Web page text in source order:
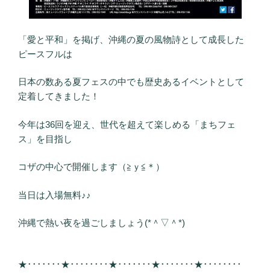
「愛と平和」を掲げ、沖縄の夏の風物詩として成長した
ピースフルは
日本の数ある夏フェスの中でも歴史あるイベントとして
定着してきました！
今年は36回を迎え、世代を超えて楽しめる「まちフェ
ス」を目指し
コザの中心で開催します（≧ｙ≦＊）
当日は入場無料♪♪
沖縄で熱い夜を過ごしましょう(*＾▽＾*)
★･･･････★････････★･･･････★･･･････★････････